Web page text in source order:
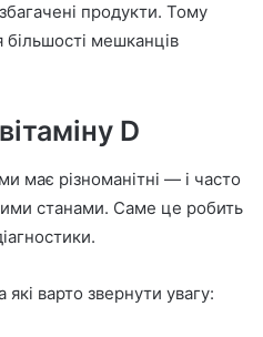
продукти. Тому
мешканців
D
має різноманітні — і часто
станами. Саме це робить
варто звернути увагу: